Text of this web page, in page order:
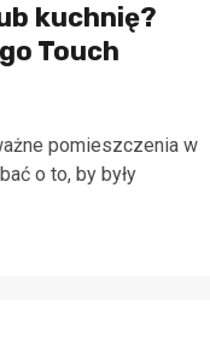
kuchnię?
Touch
pomieszczenia w
o to, by były